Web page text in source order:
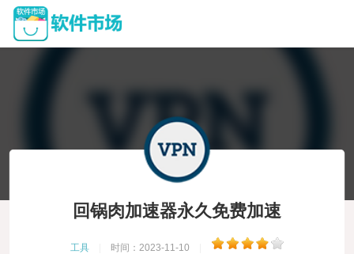
回锅肉加速器永久免费加速
工具 时间：2023-11-10